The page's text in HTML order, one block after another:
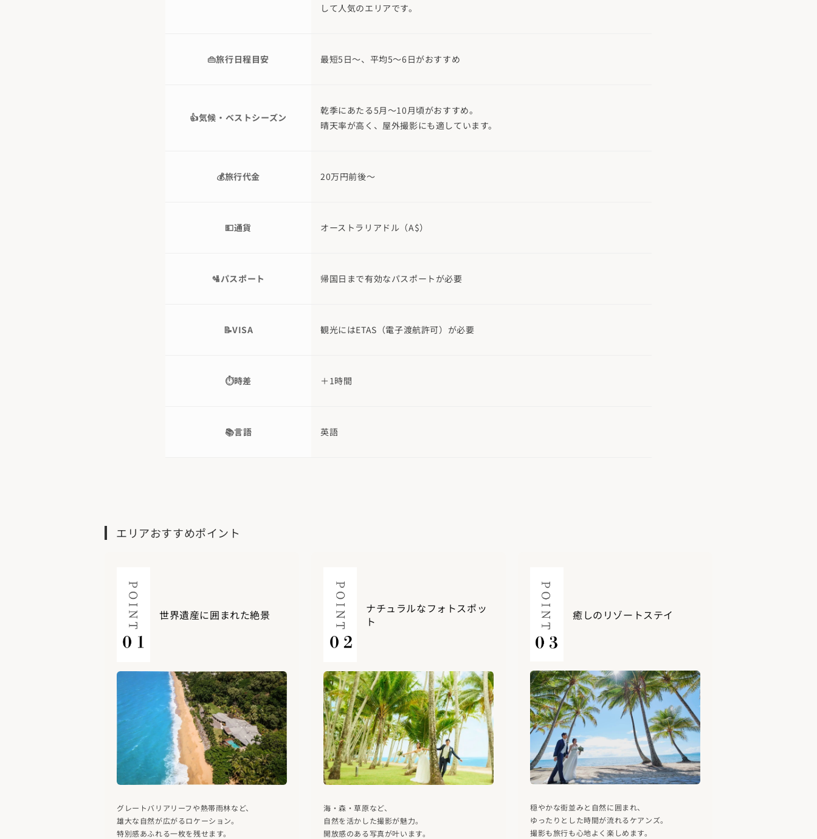
して人気のエリアです。
👜旅行日程目安 最短5日～、平均5～6日がおすすめ
👍気候・ベストシーズン
乾季にあたる5月～10月頃がおすすめ。
晴天率が高く、屋外撮影にも適しています。
💰旅行代金 20万円前後～
💵通貨 オーストラリアドル（A$）
🛂パスポート 帰国日まで有効なパスポートが必要
📝VISA 観光にはETAS（電子渡航許可）が必要
⏱時差 ＋1時間
📚言語 英語
エリアおすすめポイント
世界遺産に囲まれた絶景
グレートバリアリーフや熱帯雨林など、
雄大な自然が広がるロケーション。
特別感あふれる一枚を残せます。
ナチュラルなフォトスポッ
ト
海・森・草原など、
自然を活かした撮影が魅力。
開放感のある写真が叶います。
癒しのリゾートステイ
穏やかな街並みと自然に囲まれ、
ゆったりとした時間が流れるケアンズ。
撮影も旅行も心地よく楽しめます。